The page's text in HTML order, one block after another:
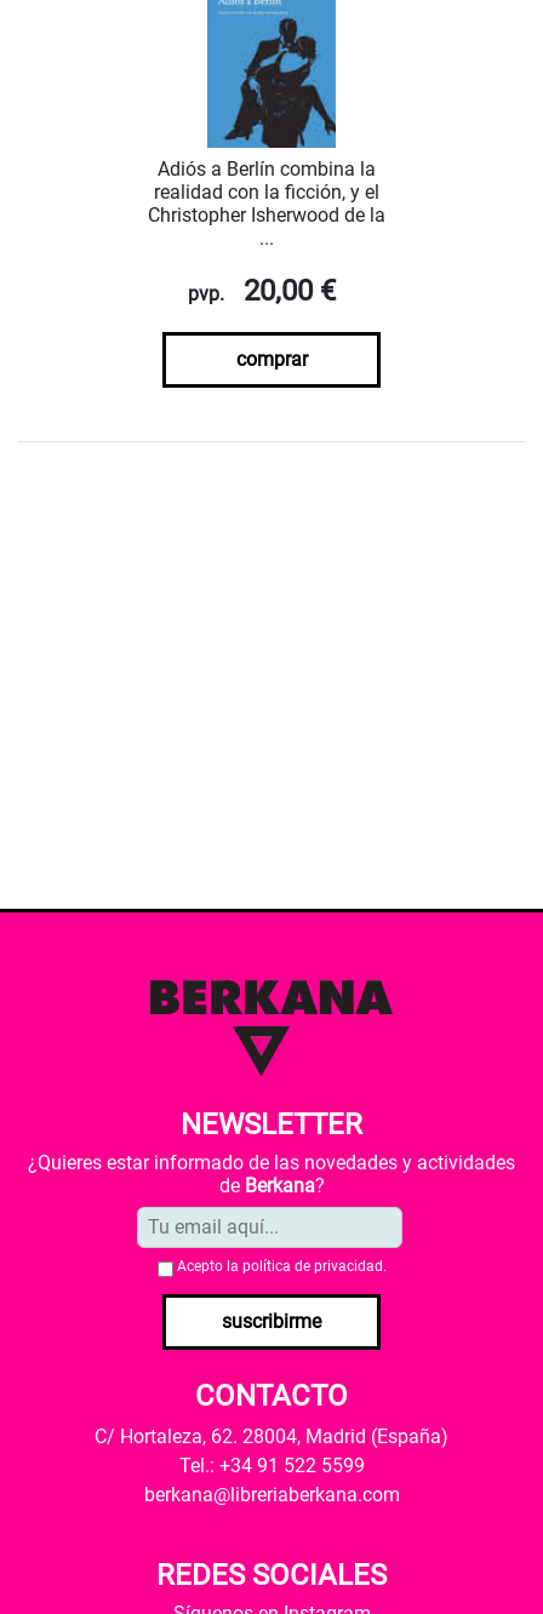
Adiós a Berlín combina la
realidad con la ficción, y el
Christopher Isherwood de la
...
pvp. 20,00 €
comprar
NEWSLETTER
¿Quieres estar informado de las novedades y actividades
de Berkana?
Acepto la política de privacidad .
suscribirme
CONTACTO
C/ Hortaleza, 62. 28004, Madrid (España)
Tel.: +34 91 522 5599
berkana@libreriaberkana.com
REDES SOCIALES